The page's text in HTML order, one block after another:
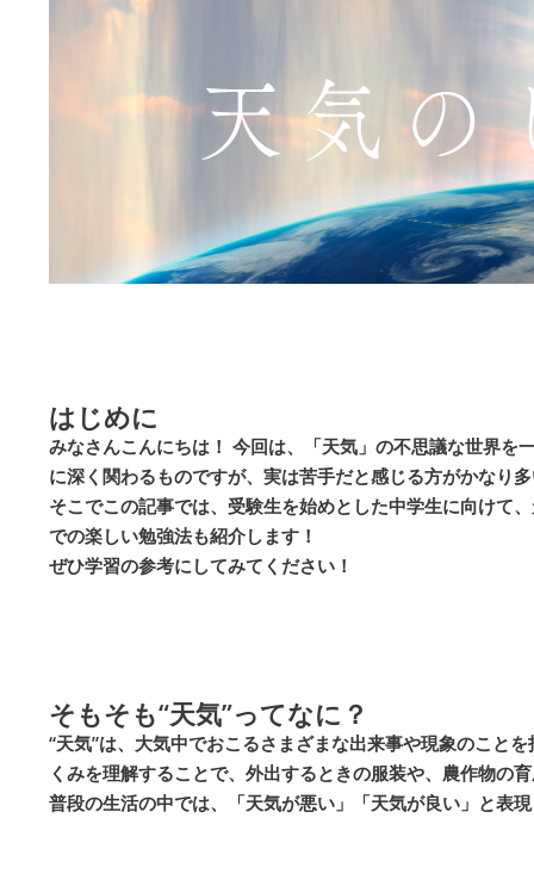
はじめに
みなさんこんにちは！ 今回は、「天気」の不思議な世界
に深く関わるものですが、実は苦手だと感じる方がかなり
そこでこの記事では、受験生を始めとした中学生に向けて
での楽しい勉強法も紹介します！
ぜひ学習の参考にしてみてください！
そもそも“天気”ってなに？
“天気”は、大気中でおこるさまざまな出来事や現象のこと
くみを理解することで、外出するときの服装や、農作物の
普段の生活の中では、「天気が悪い」「天気が良い」と表